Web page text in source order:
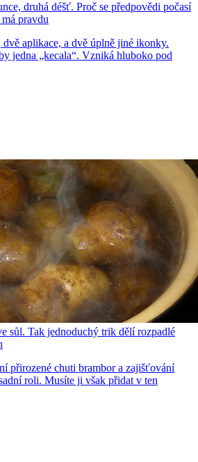
druhá déšť. Proč se předpovědi počasí
pravdu
dvě aplikace, a dvě úplně jiné ikonky.
jedna „kecala“. Vzniká hluboko pod
sůl. Tak jednoduchý trik dělí rozpadlé
přirozené chuti brambor a zajišťování
roli. Musíte ji však přidat v ten